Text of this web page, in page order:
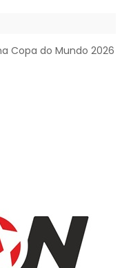
Copa do Mundo 2026